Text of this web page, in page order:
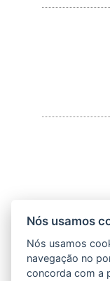
Nós usamos
Nós usamos
navegação no
concorda com a